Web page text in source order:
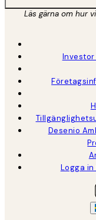
Läs gärna om hur
Desenio
Logga